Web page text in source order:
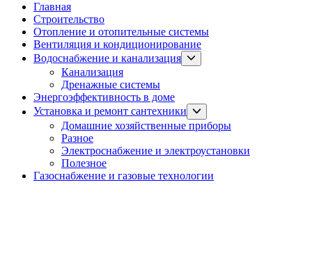
Главная
Строительство
Отопление и отопительные системы
Вентиляция и кондиционирование
Водоснабжение и канализация
sub
Канализация
Дренажные системы
Энергоэффективность в доме
Установка и ремонт сантехники
Show
sub
menu
Домашние хозяйственные приборы
Разное
Электроснабжение и электроустановки
Полезное
Газоснабжение и газовые технологии